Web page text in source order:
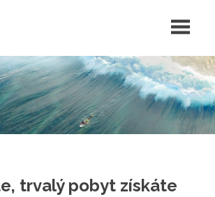
ve kterém by byly rubriky pro každého? Přesně
a navíc do něj můžete publikovat i vy!
trvalý pobyt získáte